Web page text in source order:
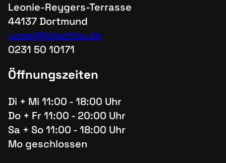
Leonie-Reygers-Terrasse
44137 Dortmund
uzwei@stadtdo.de
0231 50 10171
Öffnungszeiten
Di + Mi 11:00 - 18:00 Uhr
Do + Fr 11:00 - 20:00 Uhr
Sa + So 11:00 - 18:00 Uhr
Mo geschlossen